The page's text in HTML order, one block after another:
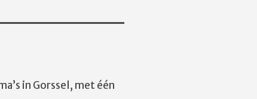
in Gorssel, met één